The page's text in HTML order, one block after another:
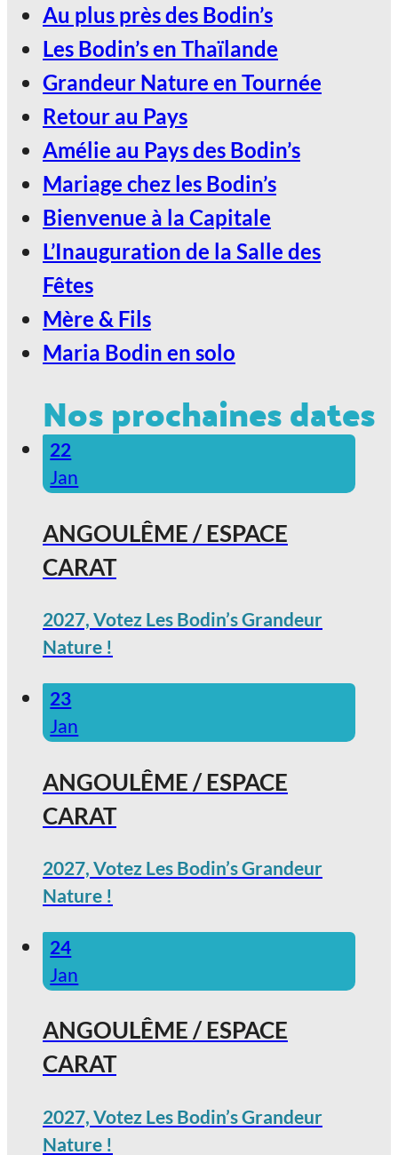
Au plus près des Bodin’s
Les Bodin’s en Thaïlande
Grandeur Nature en Tournée
Retour au Pays
Amélie au Pays des Bodin’s
Mariage chez les Bodin’s
Bienvenue à la Capitale
L’Inauguration de la Salle des
Fêtes
Mère & Fils
Maria Bodin en solo
Nos prochaines dates
22
Jan
ANGOULÊME / ESPACE
CARAT
2027, Votez Les Bodin’s Grandeur
Nature !
23
Jan
ANGOULÊME / ESPACE
CARAT
2027, Votez Les Bodin’s Grandeur
Nature !
24
Jan
ANGOULÊME / ESPACE
CARAT
2027, Votez Les Bodin’s Grandeur
Nature !